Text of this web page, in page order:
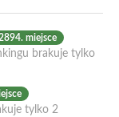
miejsce
brakuje tylko
tylko 2